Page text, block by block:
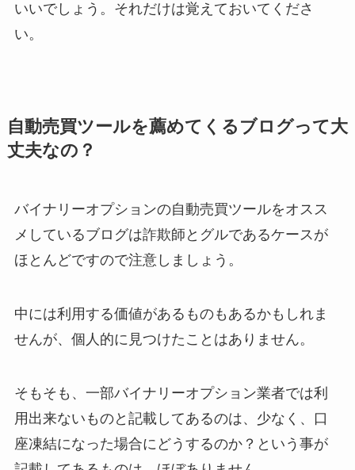
いいでしょう。それだけは覚えておいてくださ
い。
自動売買ツールを薦めてくるブログって大
丈夫なの？
バイナリーオプションの自動売買ツールをオスス
メしているブログは詐欺師とグルであるケースが
ほとんどですので注意しましょう。
中には利用する価値があるものもあるかもしれま
せんが、個人的に見つけたことはありません。
そもそも、一部バイナリーオプション業者では利
用出来ないものと記載してあるのは、少なく、口
座凍結になった場合にどうするのか？という事が